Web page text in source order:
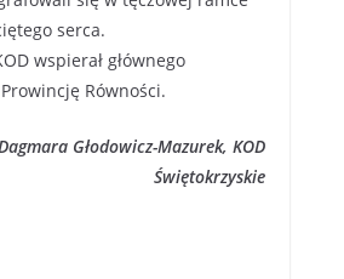
serca.
wspierał głównego
Równości.
Głodowicz-Mazurek, KOD
Świętokrzyskie